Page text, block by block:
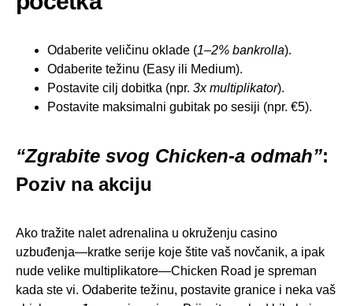
Odaberite veličinu oklade (1–2% bankrolla).
Odaberite težinu (Easy ili Medium).
Postavite cilj dobitka (npr. 3x multiplikator).
Postavite maksimalni gubitak po sesiji (npr. €5).
“Zgrabite svog Chicken-a odmah”:
Poziv na akciju
Ako tražite nalet adrenalina u okruženju casino
uzbuđenja—kratke serije koje štite vaš novčanik, a ipak
nude velike multiplikatore—Chicken Road je spreman
kada ste vi. Odaberite težinu, postavite granice i neka vaš